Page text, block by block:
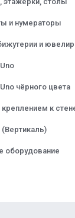
и нумераторы
и
чёрного цвета
к
оборудование